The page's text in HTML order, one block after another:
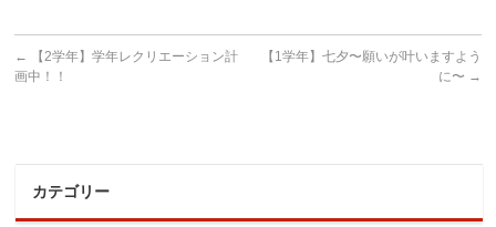
←
【2学年】学年レクリエーション計
画中！！
【1学年】七夕〜願いが叶いますよう
に〜 →
カテゴリー